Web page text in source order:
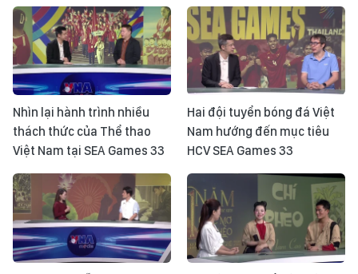
Nhìn lại hành trình nhiều
thách thức của Thể thao
Việt Nam tại SEA Games 33
Hai đội tuyển bóng đá Việt
Nam hướng đến mục tiêu
HCV SEA Games 33